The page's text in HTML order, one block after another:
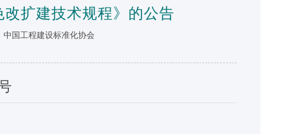
扩建技术规程》的公告
国工程建设标准化协会